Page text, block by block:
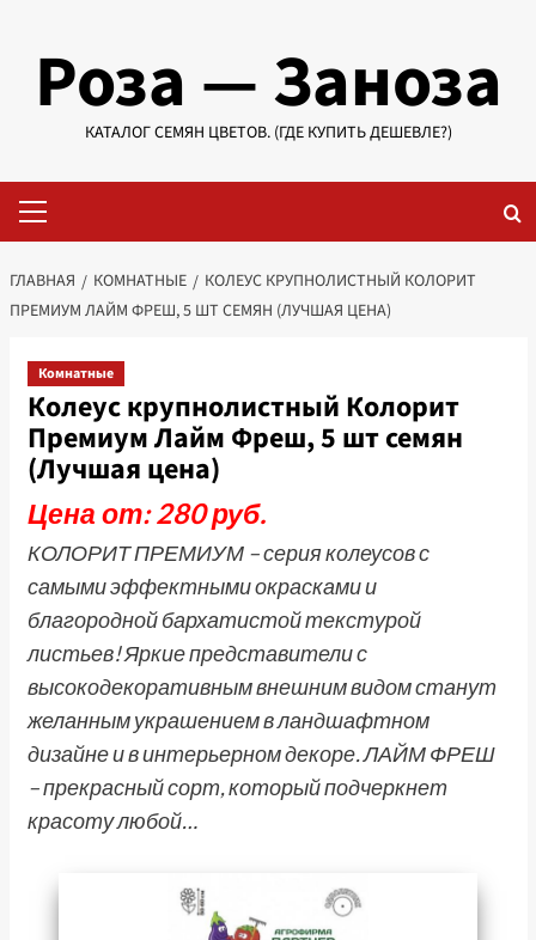
содержимому
Роза — Заноза
КАТАЛОГ СЕМЯН ЦВЕТОВ. (ГДЕ КУПИТЬ ДЕШЕВЛЕ?)
меню
ГЛАВНАЯ КОМНАТНЫЕ
КОЛЕУС КРУПНОЛИСТНЫЙ КОЛОРИТ
ПРЕМИУМ ЛАЙМ ФРЕШ, 5 ШТ СЕМЯН (ЛУЧШАЯ ЦЕНА)
Комнатные
Колеус крупнолистный Колорит
Премиум Лайм Фреш, 5 шт семян
(Лучшая цена)
Цена от: 280 руб.
КОЛОРИТ ПРЕМИУМ – серия колеусов с
самыми эффектными окрасками и
благородной бархатистой текстурой
листьев! Яркие представители с
высокодекоративным внешним видом станут
желанным украшением в ландшафтном
дизайне и в интерьерном декоре. ЛАЙМ ФРЕШ
– прекрасный сорт, который подчеркнет
красоту любой…